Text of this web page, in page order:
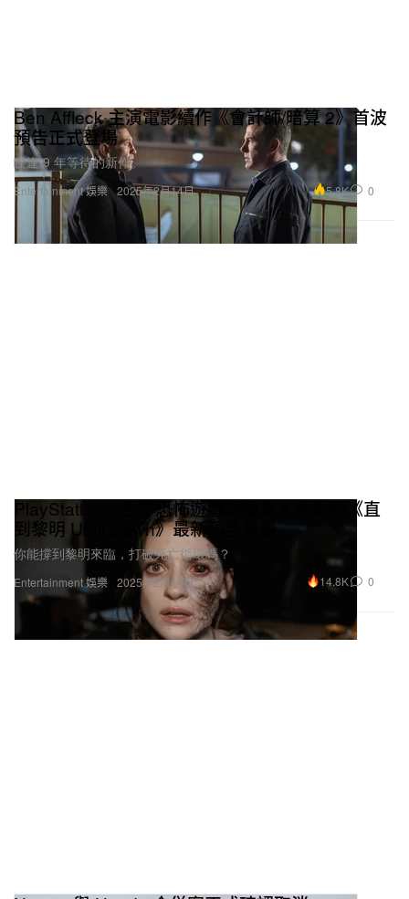
Entertainment 娛樂
Ben Affleck 主演電影續作《會計師/暗算 2》首波
預告正式登場
睽違 9 年等待的新作。
2025年2月14日 5.8K 0
Entertainment 娛樂
PlayStation® 生存恐怖遊戲改編真人版電影《直
到黎明 Until Dawn》最新預告來襲
你能撐到黎明來臨，打破死亡循環嗎？
2025年2月14日 14.8K 0